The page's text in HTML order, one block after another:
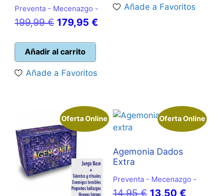
Preventa - Mecenazgo -
199,99€ El
original
179,95 €
Añadir al carrito
Añade a Favoritos
422,65 €.
Añade a Favoritos
Oferta Online Oferta Online
Agemonia Dados
Extra
Preventa - Mecenazgo -
14,95€ El
13,50 €El